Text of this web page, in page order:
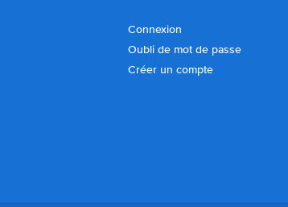
Connexion
Oubli de mot de passe
Créer un compte